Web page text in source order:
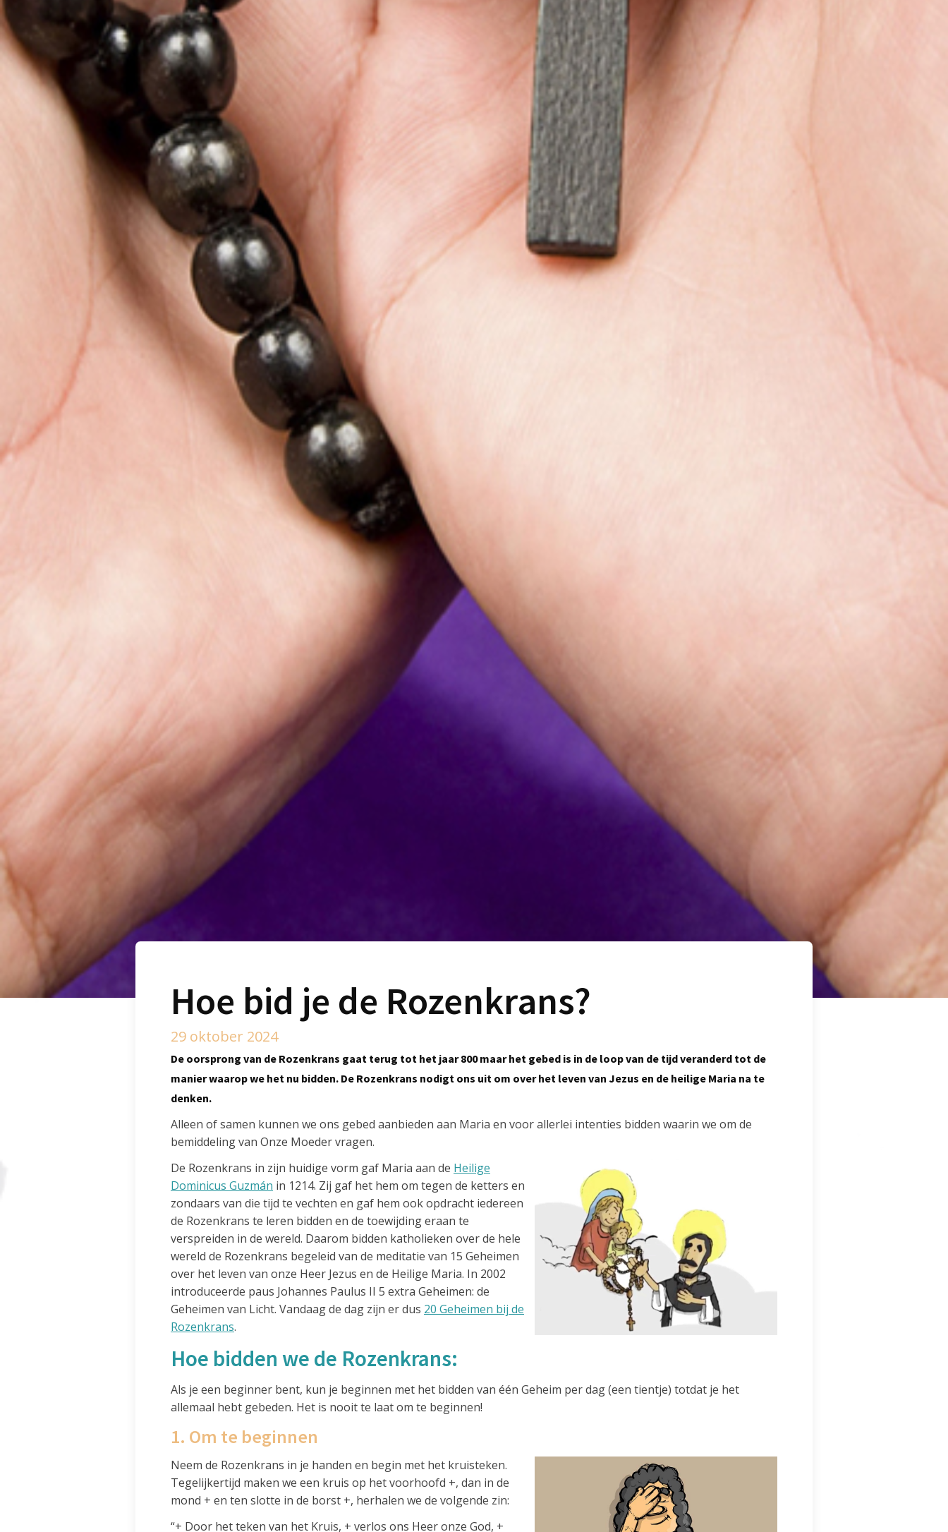
Hoe bid je de Rozenkrans?
29 oktober 2024
De oorsprong van de Rozenkrans gaat terug tot het jaar 800 maar het gebed is in de loop van de tijd veranderd tot de
manier waarop we het nu bidden. De Rozenkrans nodigt ons uit om over het leven van Jezus en de heilige Maria na te
denken.
Alleen of samen kunnen we ons gebed aanbieden aan Maria en voor allerlei intenties bidden waarin we om de
bemiddeling van Onze Moeder vragen.
De Rozenkrans in zijn huidige vorm gaf Maria aan de Heilige
Dominicus Guzmán in 1214. Zij gaf het hem om tegen de ketters en
zondaars van die tijd te vechten en gaf hem ook opdracht iedereen
de Rozenkrans te leren bidden en de toewijding eraan te
verspreiden in de wereld. Daarom bidden katholieken over de hele
wereld de Rozenkrans begeleid van de meditatie van 15 Geheimen
over het leven van onze Heer Jezus en de Heilige Maria. In 2002
introduceerde paus Johannes Paulus II 5 extra Geheimen: de
Geheimen van Licht. Vandaag de dag zijn er dus 20 Geheimen bij de
Rozenkrans.
Hoe bidden we de Rozenkrans:
Als je een beginner bent, kun je beginnen met het bidden van één Geheim per dag (een tientje) totdat je het
allemaal hebt gebeden. Het is nooit te laat om te beginnen!
1. Om te beginnen
Neem de Rozenkrans in je handen en begin met het kruisteken.
Tegelijkertijd maken we een kruis op het voorhoofd +, dan in de
mond + en ten slotte in de borst +, herhalen we de volgende zin:
“+ Door het teken van het Kruis, + verlos ons Heer onze God, +